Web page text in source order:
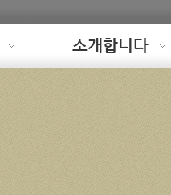
소개합니다